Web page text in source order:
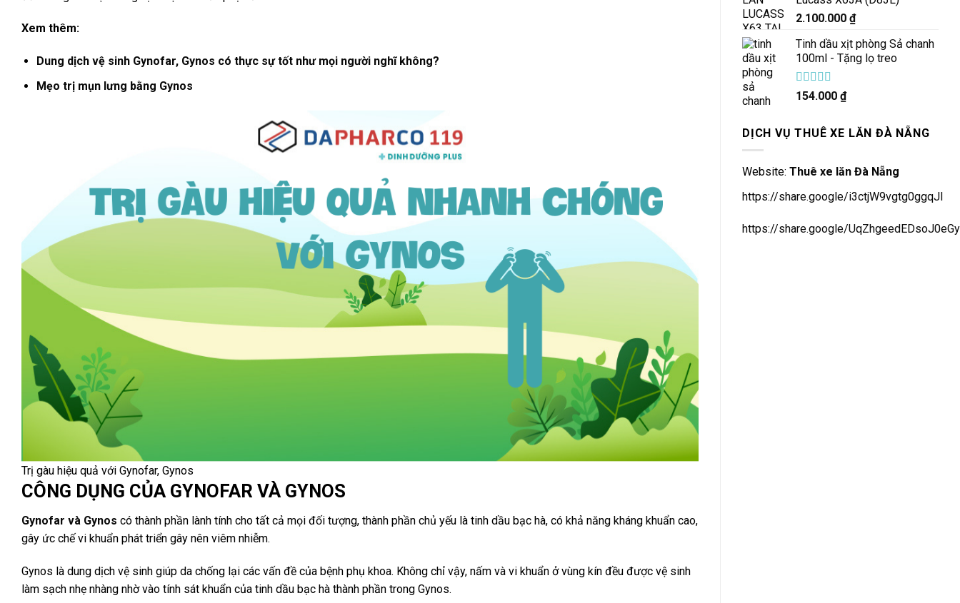
Xem thêm:
Dung dịch vệ sinh Gynofar, Gynos có thực sự tốt như mọi người nghĩ không?
Mẹo trị mụn lưng bằng Gynos
Trị gàu hiệu quả với Gynofar, Gynos
CÔNG DỤNG CỦA GYNOFAR VÀ GYNOS
Gynofar và Gynos có thành phần lành tính cho tất cả mọi đối tượng, thành phần chủ yếu là tinh dầu bạc hà, có khả năng kháng khuẩn cao,
gây ức chế vi khuẩn phát triển gây nên viêm nhiễm.
Gynos là dung dịch vệ sinh giúp da chống lại các vấn đề của bệnh phụ khoa. Không chỉ vậy, nấm và vi khuẩn ở vùng kín đều được vệ sinh
làm sạch nhẹ nhàng nhờ vào tính sát khuẩn của tinh dầu bạc hà thành phần trong Gynos.
2.100.000 ₫
Tinh dầu xịt phòng Sả chanh
100ml - Tặng lọ treo
Được xếp
5
154.000 ₫
DỊCH VỤ THUÊ XE LĂN ĐÀ NẴNG
Website: Thuê xe lăn Đà Nẵng
https://share.google/i3ctjW9vgtg0ggqJl
https://share.google/UqZhgeedEDsoJ0eGy